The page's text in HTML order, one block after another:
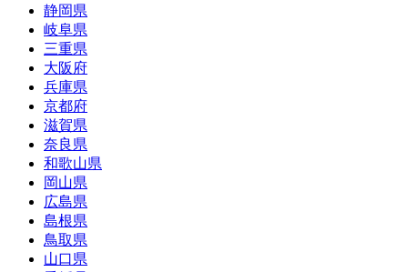
静岡県
岐阜県
三重県
大阪府
兵庫県
京都府
滋賀県
奈良県
和歌山県
岡山県
広島県
島根県
鳥取県
山口県